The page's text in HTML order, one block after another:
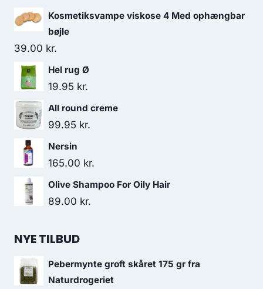
Kosmetiksvampe viskose 4 Med ophængbar
bøjle
39.00 kr.
Hel rug Ø
19.95 kr.
All round creme
99.95 kr.
Nersin
165.00 kr.
Olive Shampoo For Oily Hair
89.00 kr.
NYE TILBUD
Pebermynte groft skåret 175 gr fra
Naturdrogeriet